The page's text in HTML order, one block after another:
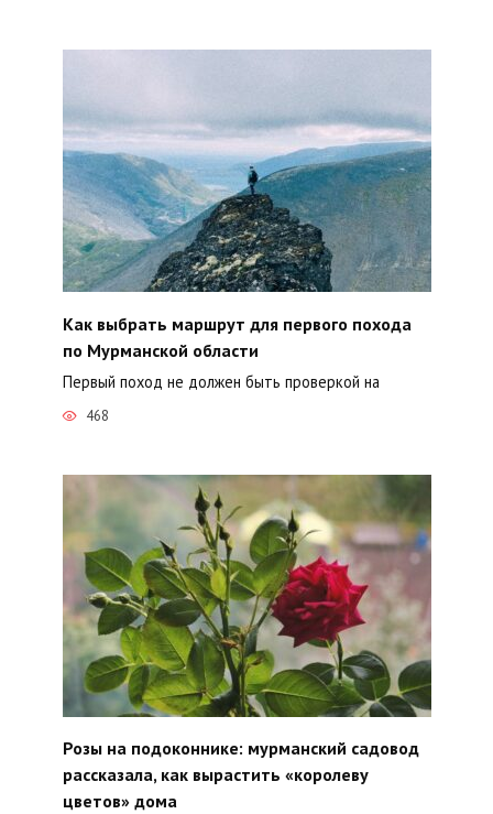
Как выбрать маршрут для первого похода
по Мурманской области
Первый поход не должен быть проверкой на
468
Розы на подоконнике: мурманский садовод
рассказала, как вырастить «королеву
цветов» дома